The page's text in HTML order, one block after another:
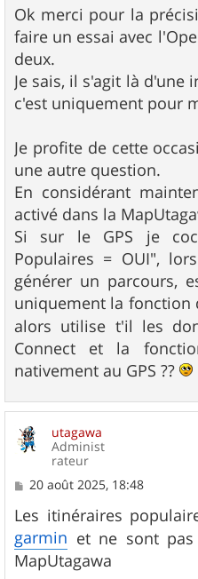
g
e
Ok merci pour la
faire un essai avec
deux.
Je sais, il s'agit là d'une
c'est uniquement pour
Je profite de cette
une autre question.
En considérant
activé dans la
Si sur le GPS je
Populaires = OUI",
générer un parcours,
uniquement la fonction
alors utilise t'il les
Connect et la
nativement au GPS ??
utagawa
Administ
rateur
M
s
s
a
g
e
20 août 2025, 18:48
Les itinéraires
garmin et ne sont
MapUtagawa